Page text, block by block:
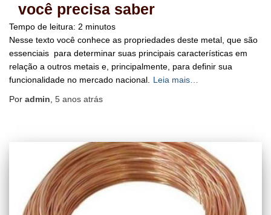
você precisa saber
Tempo de leitura: 2 minutos
Nesse texto você conhece as propriedades deste metal, que são
essenciais para determinar suas principais características em
relação a outros metais e, principalmente, para definir sua
funcionalidade no mercado nacional.
Leia mais…
Por admin 5 anos atrás